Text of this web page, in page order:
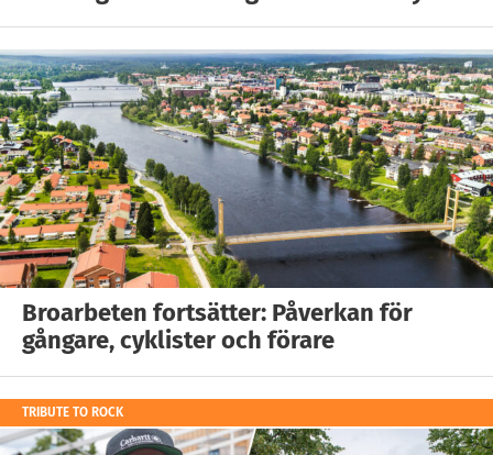
Broarbeten fortsätter: Påverkan för
gångare, cyklister och förare
TRIBUTE TO ROCK